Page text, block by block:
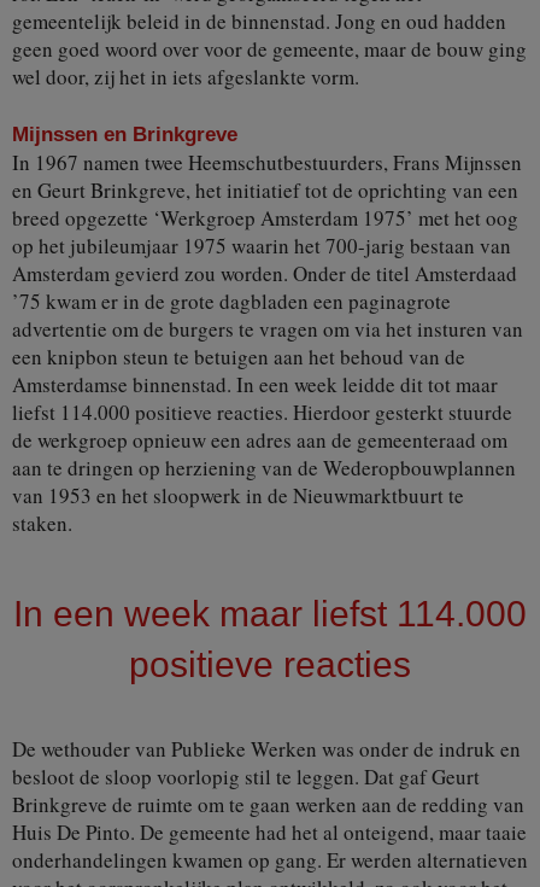
gemeentelijk beleid in de binnenstad. Jong en oud hadden
geen goed woord over voor de gemeente, maar de bouw ging
wel door, zij het in iets afgeslankte vorm.
Mijnssen en Brinkgreve
In 1967 namen twee Heemschutbestuurders, Frans Mijnssen
en Geurt Brinkgreve, het initiatief tot de oprichting van een
breed opgezette ‘Werkgroep Amsterdam 1975’ met het oog
op het jubileumjaar 1975 waarin het 700-jarig bestaan van
Amsterdam gevierd zou worden. Onder de titel Amsterdaad
’75 kwam er in de grote dagbladen een paginagrote
advertentie om de burgers te vragen om via het insturen van
een knipbon steun te betuigen aan het behoud van de
Amsterdamse binnenstad. In een week leidde dit tot maar
liefst 114.000 positieve reacties. Hierdoor gesterkt stuurde
de werkgroep opnieuw een adres aan de gemeenteraad om
aan te dringen op herziening van de Wederopbouwplannen
van 1953 en het sloopwerk in de Nieuwmarktbuurt te
staken.
In een week maar liefst 114.000
positieve reacties
De wethouder van Publieke Werken was onder de indruk en
besloot de sloop voorlopig stil te leggen. Dat gaf Geurt
Brinkgreve de ruimte om te gaan werken aan de redding van
Huis De Pinto. De gemeente had het al onteigend, maar taaie
onderhandelingen kwamen op gang. Er werden alternatieven